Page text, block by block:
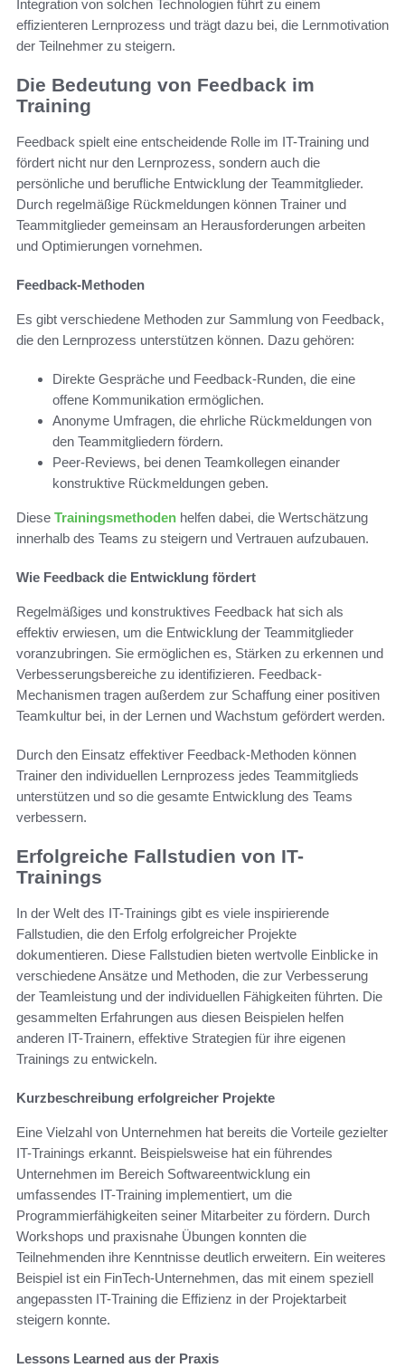
Integration von solchen Technologien führt zu einem
effizienteren Lernprozess und trägt dazu bei, die Lernmotivation
der Teilnehmer zu steigern.
Die Bedeutung von Feedback im
Training
Feedback spielt eine entscheidende Rolle im IT-Training und
fördert nicht nur den Lernprozess, sondern auch die
persönliche und berufliche Entwicklung der Teammitglieder.
Durch regelmäßige Rückmeldungen können Trainer und
Teammitglieder gemeinsam an Herausforderungen arbeiten
und Optimierungen vornehmen.
Feedback-Methoden
Es gibt verschiedene Methoden zur Sammlung von Feedback,
die den Lernprozess unterstützen können. Dazu gehören:
Direkte Gespräche und Feedback-Runden, die eine
offene Kommunikation ermöglichen.
Anonyme Umfragen, die ehrliche Rückmeldungen von
den Teammitgliedern fördern.
Peer-Reviews, bei denen Teamkollegen einander
konstruktive Rückmeldungen geben.
Diese Trainingsmethoden helfen dabei, die Wertschätzung
innerhalb des Teams zu steigern und Vertrauen aufzubauen.
Wie Feedback die Entwicklung fördert
Regelmäßiges und konstruktives Feedback hat sich als
effektiv erwiesen, um die Entwicklung der Teammitglieder
voranzubringen. Sie ermöglichen es, Stärken zu erkennen und
Verbesserungsbereiche zu identifizieren. Feedback-
Mechanismen tragen außerdem zur Schaffung einer positiven
Teamkultur bei, in der Lernen und Wachstum gefördert werden.
Durch den Einsatz effektiver Feedback-Methoden können
Trainer den individuellen Lernprozess jedes Teammitglieds
unterstützen und so die gesamte Entwicklung des Teams
verbessern.
Erfolgreiche Fallstudien von IT-
Trainings
In der Welt des IT-Trainings gibt es viele inspirierende
Fallstudien, die den Erfolg erfolgreicher Projekte
dokumentieren. Diese Fallstudien bieten wertvolle Einblicke in
verschiedene Ansätze und Methoden, die zur Verbesserung
der Teamleistung und der individuellen Fähigkeiten führten. Die
gesammelten Erfahrungen aus diesen Beispielen helfen
anderen IT-Trainern, effektive Strategien für ihre eigenen
Trainings zu entwickeln.
Kurzbeschreibung erfolgreicher Projekte
Eine Vielzahl von Unternehmen hat bereits die Vorteile gezielter
IT-Trainings erkannt. Beispielsweise hat ein führendes
Unternehmen im Bereich Softwareentwicklung ein
umfassendes IT-Training implementiert, um die
Programmierfähigkeiten seiner Mitarbeiter zu fördern. Durch
Workshops und praxisnahe Übungen konnten die
Teilnehmenden ihre Kenntnisse deutlich erweitern. Ein weiteres
Beispiel ist ein FinTech-Unternehmen, das mit einem speziell
angepassten IT-Training die Effizienz in der Projektarbeit
steigern konnte.
Lessons Learned aus der Praxis